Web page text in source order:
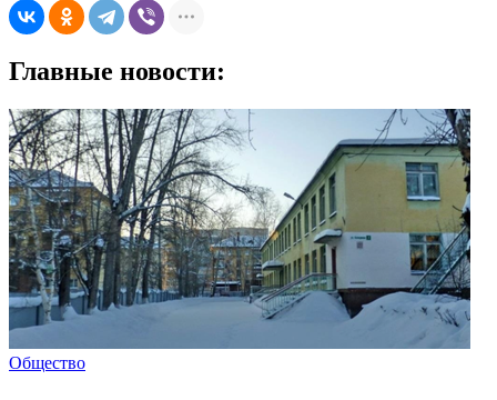
Главные новости:
Общество